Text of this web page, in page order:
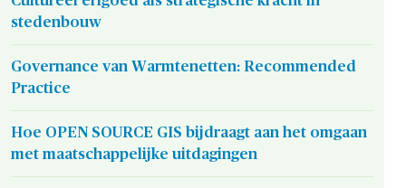
stedenbouw
Governance van Warmtenetten: Recommended
Practice
Hoe OPEN SOURCE GIS bijdraagt aan het omgaan
met maatschappelijke uitdagingen